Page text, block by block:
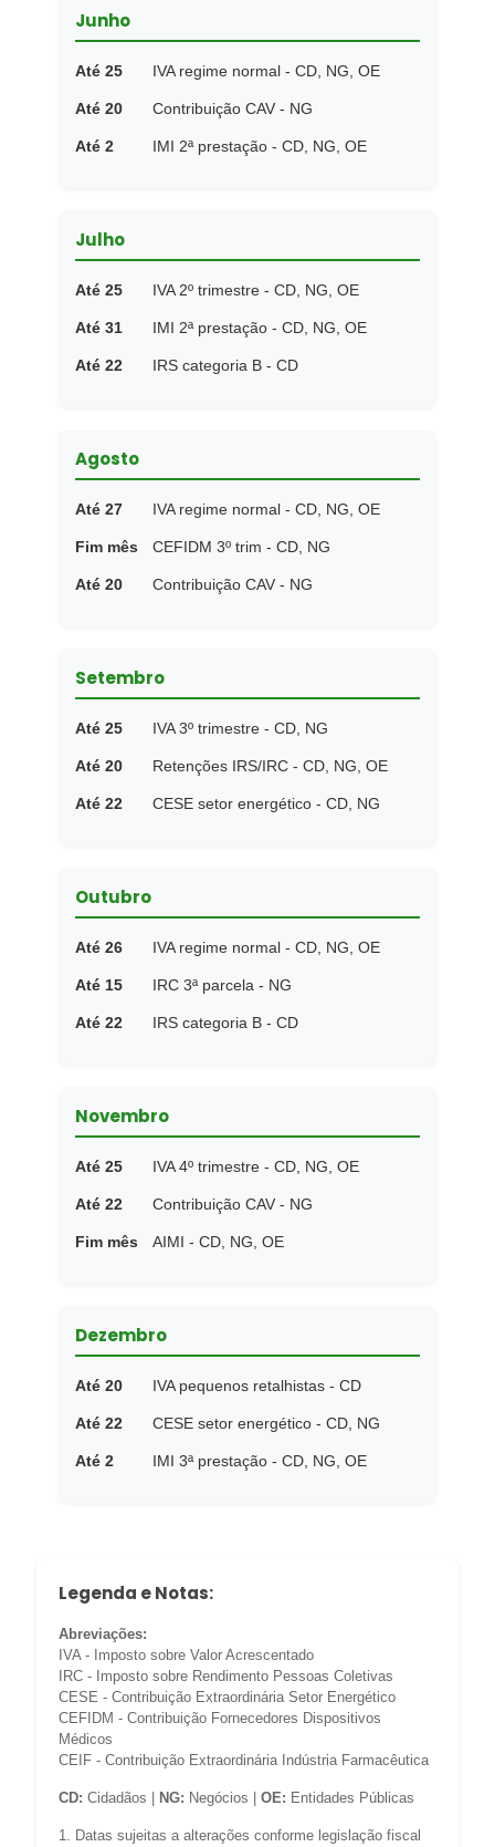
Junho
Até 25 IVA regime normal - CD, NG, OE
Até 20 Contribuição CAV - NG
Até 2 IMI 2ª prestação - CD, NG, OE
Julho
Até 25 IVA 2º trimestre - CD, NG, OE
Até 31 IMI 2ª prestação - CD, NG, OE
Até 22 IRS categoria B - CD
Agosto
Até 27 IVA regime normal - CD, NG, OE
Fim mês CEFIDM 3º trim - CD, NG
Até 20 Contribuição CAV - NG
Setembro
Até 25 IVA 3º trimestre - CD, NG
Até 20 Retenções IRS/IRC - CD, NG, OE
Até 22 CESE setor energético - CD, NG
Outubro
Até 26 IVA regime normal - CD, NG, OE
Até 15 IRC 3ª parcela - NG
Até 22 IRS categoria B - CD
Novembro
Até 25 IVA 4º trimestre - CD, NG, OE
Até 22 Contribuição CAV - NG
Fim mês AIMI - CD, NG, OE
Dezembro
Até 20 IVA pequenos retalhistas - CD
Até 22 CESE setor energético - CD, NG
Até 2 IMI 3ª prestação - CD, NG, OE
Legenda e Notas:
Abreviações:
IVA - Imposto sobre Valor Acrescentado
IRC - Imposto sobre Rendimento Pessoas Coletivas
CESE - Contribuição Extraordinária Setor Energético
CEFIDM - Contribuição Fornecedores Dispositivos
Médicos
CEIF - Contribuição Extraordinária Indústria Farmacêutica
CD: Cidadãos | NG: Negócios | OE: Entidades Públicas
1. Datas sujeitas a alterações conforme legislação fiscal